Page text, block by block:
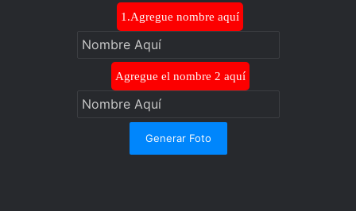
1.Agregue nombre aquí
Agregue el nombre 2 aquí
Generar Foto